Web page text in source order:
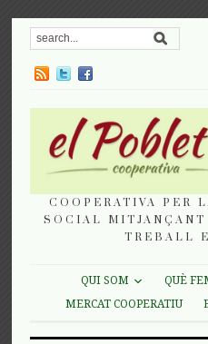
COOPERATIVA PER
SOCIAL
TREBALL
QUI SOM QUÈ
MERCAT COOPERATIU